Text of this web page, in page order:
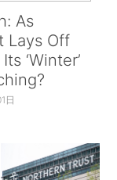
As
Lays Off
‘Winter’
日